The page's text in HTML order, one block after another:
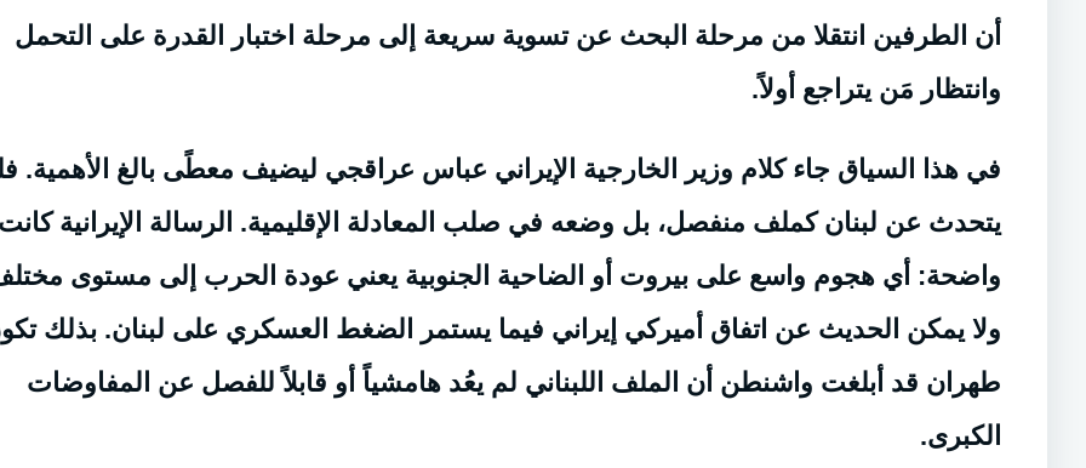
أن الطرفين انتقلا من مرحلة البحث عن تسوية سريعة إلى مرحلة اختبار القدرة على التحمل
وانتظار مَن يتراجع أولاً.
في هذا السياق جاء كلام وزير الخارجية الإيراني عباس عراقجي ليضيف معطًى بالغ الأهمية.
يتحدث عن لبنان كملف منفصل، بل وضعه في صلب المعادلة الإقليمية. الرسالة الإيرانية كانت
واضحة: أي هجوم واسع على بيروت أو الضاحية الجنوبية يعني عودة الحرب إلى مستوى
ولا يمكن الحديث عن اتفاق أميركي إيراني فيما يستمر الضغط العسكري على لبنان. بذلك
طهران قد أبلغت واشنطن أن الملف اللبناني لم يعُد هامشياً أو قابلاً للفصل عن المفاوضات
الكبرى.